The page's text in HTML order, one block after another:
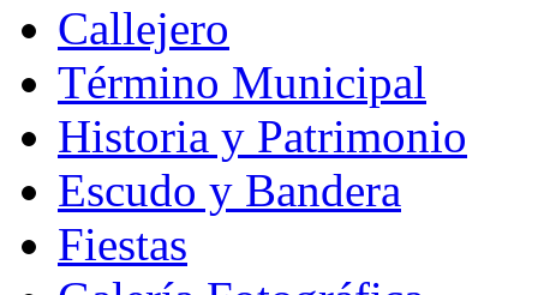
Callejero
Término Municipal
Historia y Patrimonio
Escudo y Bandera
Fiestas